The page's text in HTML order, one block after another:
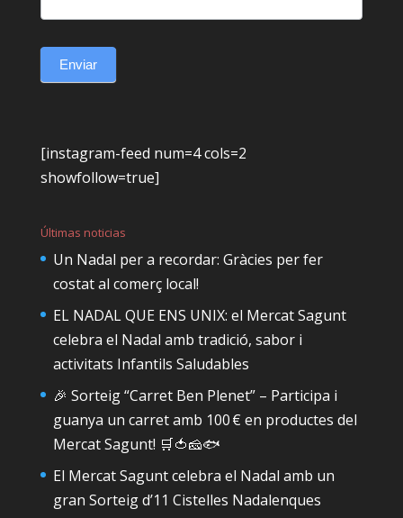
Enviar
[instagram-feed num=4 cols=2
showfollow=true]
Últimas noticias
Un Nadal per a recordar: Gràcies per fer
costat al comerç local!
EL NADAL QUE ENS UNIX: el Mercat Sagunt
celebra el Nadal amb tradició, sabor i
activitats Infantils Saludables
🎉 Sorteig “Carret Ben Plenet” – Participa i
guanya un carret amb 100 € en productes del
Mercat Sagunt! 🛒🍅🧀🐟
El Mercat Sagunt celebra el Nadal amb un
gran Sorteig d’11 Cistelles Nadalenques